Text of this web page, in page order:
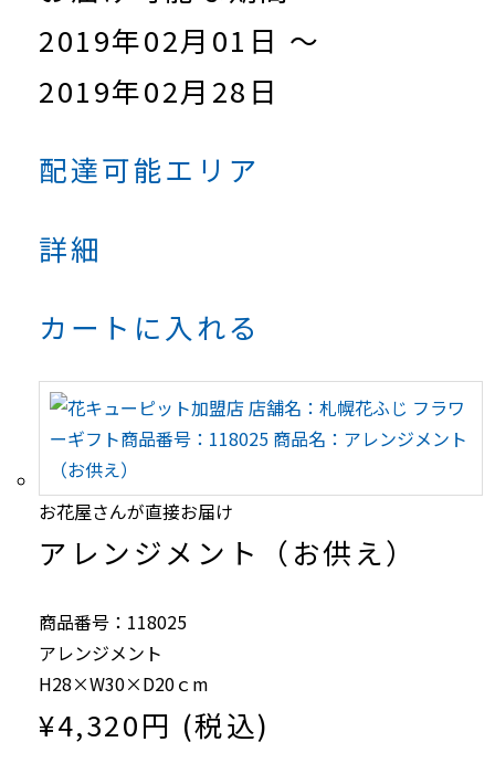
2019年02月01日 ～
2019年02月28日
配達可能エリア
詳細
カートに入れる
お花屋さんが直接お届け
アレンジメント（お供え）
商品番号：118025
アレンジメント
H28×W30×D20ｃm
¥4,320円 (税込)